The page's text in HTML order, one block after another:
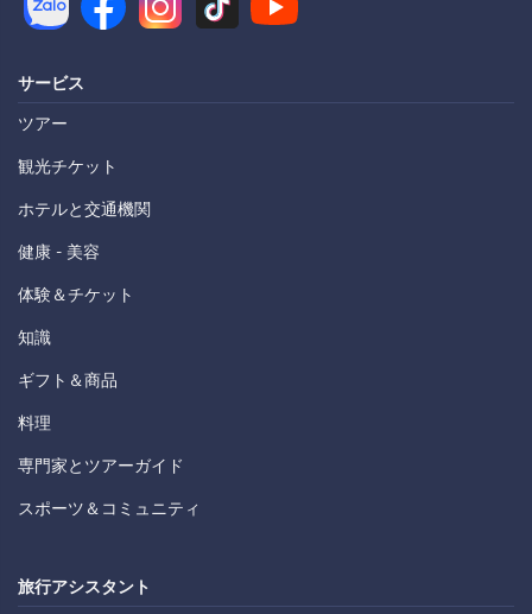
サービス
ツアー
観光チケット
ホテルと交通機関
健康 - 美容
体験＆チケット
知識
ギフト＆商品
料理
専門家とツアーガイド
スポーツ＆コミュニティ
旅行アシスタント